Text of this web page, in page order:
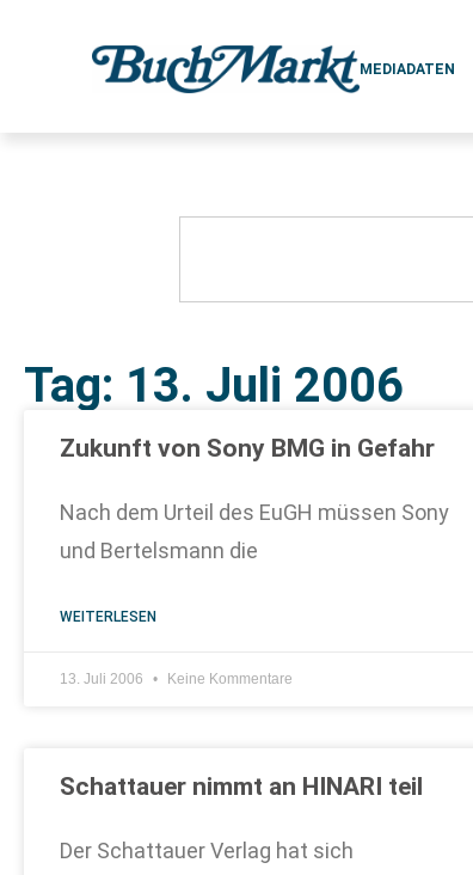
MEDIADATEN
Tag: 13. Juli 2006
Zukunft von Sony BMG in Gefahr
Nach dem Urteil des EuGH müssen Sony
und Bertelsmann die
WEITERLESEN
13. Juli 2006 Keine Kommentare
Schattauer nimmt an HINARI teil
Der Schattauer Verlag hat sich